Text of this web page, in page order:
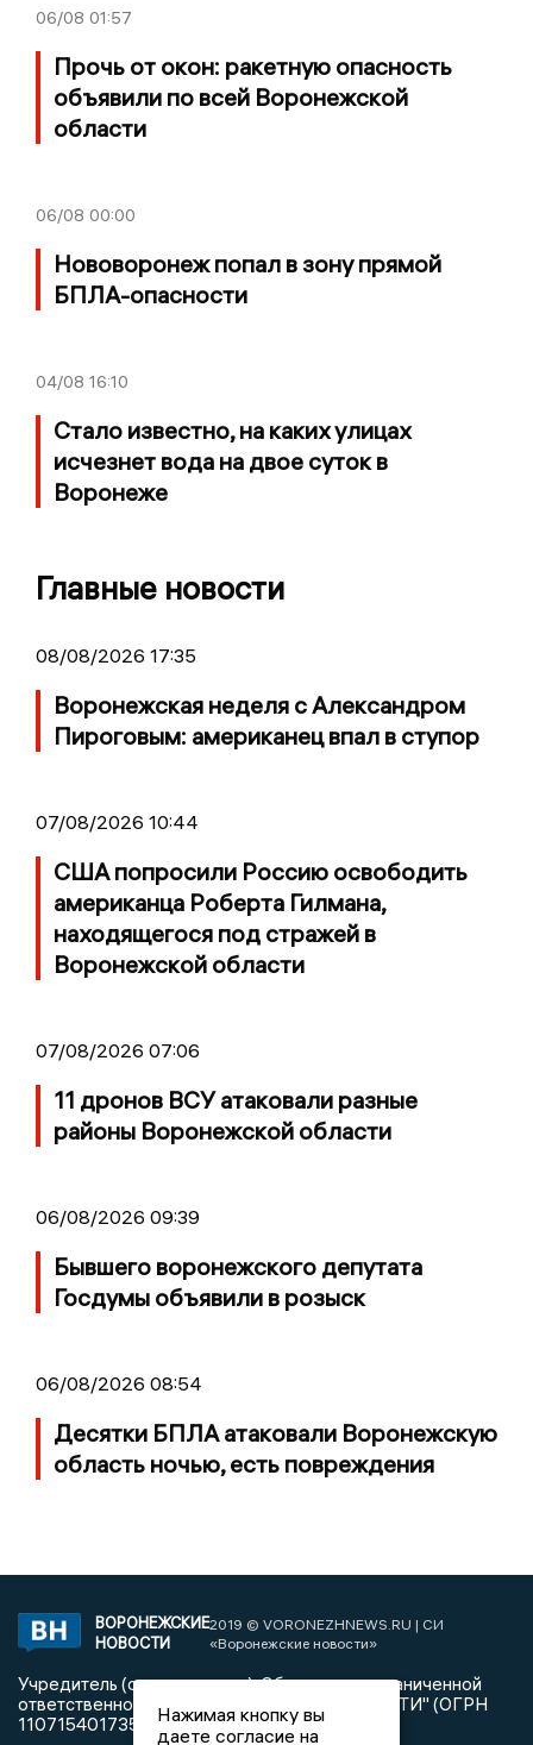
06/08 01:57
Прочь от окон: ракетную опасность
объявили по всей Воронежской
области
06/08 00:00
Нововоронеж попал в зону прямой
БПЛА-опасности
04/08 16:10
Стало известно, на каких улицах
исчезнет вода на двое суток в
Воронеже
Главные новости
08/08/2026 17:35
Воронежская неделя с Александром
Пироговым: американец впал в ступор
07/08/2026 10:44
США попросили Россию освободить
американца Роберта Гилмана,
находящегося под стражей в
Воронежской области
07/08/2026 07:06
11 дронов ВСУ атаковали разные
районы Воронежской области
06/08/2026 09:39
Бывшего воронежского депутата
Госдумы объявили в розыск
06/08/2026 08:54
Десятки БПЛА атаковали Воронежскую
область ночью, есть повреждения
ВОРОНЕЖСКИЕ
НОВОСТИ
2019 © VORONEZHNEWS.RU | СИ
«Воронежские новости»
Учредитель (соучредители): Общество с ограниченной
ответственностью "РЕГИОНАЛЬНЫЕ НОВОСТИ" (ОГРН
1107154017354)
Нажимая кнопку вы
даете согласие на